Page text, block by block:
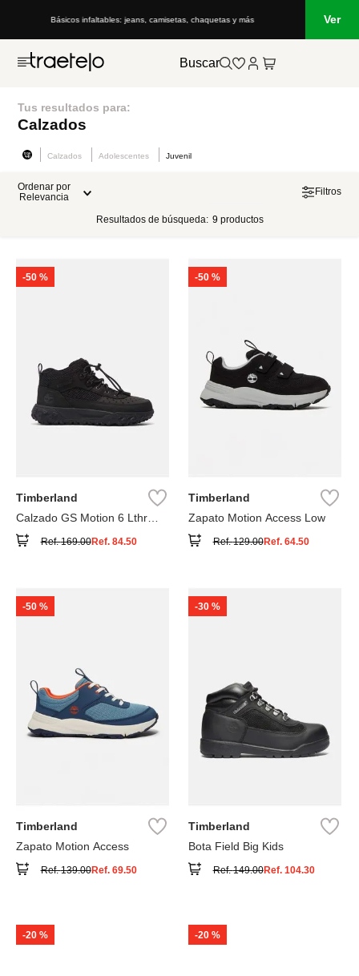
Básicos infaltables: jeans, camisetas, chaquetas y más Ver
Buscar
Tus resultados para:
Calzados
Calzados Adolescentes Juvenil
Ordenar por
Relevancia
Filtros
Resultados de búsqueda: 9 productos
-50 %
Timberland
Calzado GS Motion 6 Lthr
Ref.169.00Ref. 84.50
-50 %
Timberland
Zapato Motion Access Low
Ref.129.00Ref. 64.50
-50 %
Timberland
Zapato Motion Access
Ref.139.00Ref. 69.50
-30 %
Timberland
Bota Field Big Kids
Ref.149.00Ref. 104.30
-20 % -20 %